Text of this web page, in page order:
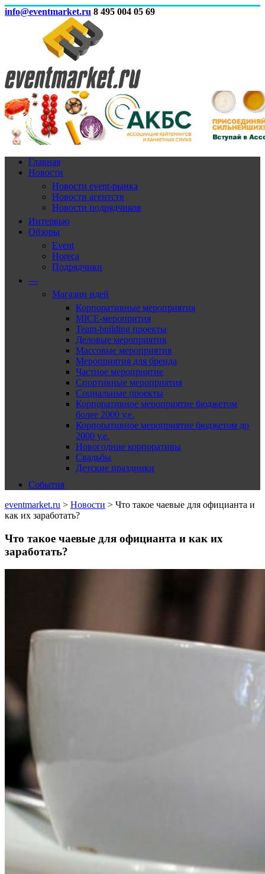
info@eventmarket.ru 8 495 004 05 69
Главная
Новости
Новости event-рынка
Новости агентств
Новости подрядчиков
Интервью
Обзоры
Event
Horeca
Подрядчики
—
Магазин идей
Корпоративные мероприятия
MICE-меропрития
Team-building проекты
Деловые мероприятия
Массовые мероприятия
Мероприятия для бренда
Частное мероприятие
Спортивные мероприятия
Социальные проекты
Корпоративное мероприятие бюджетом
более 2000 у.е.
Корпоративное мероприятие бюджетом до
2000 у.е.
Новогодние корпоративы
Свадьбы
Детские праздники
События
eventmarket.ru > Новости > Что такое чаевые для официанта и
как их заработать?
Что такое чаевые для официанта и как их
заработать?